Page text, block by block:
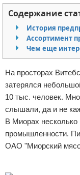
Бизнес
Красота
Мода
Отношения
Финансы
О проекте
Контакты
Сотрудничество
Размещение
Для
Условия
Отказ от
Содержание
История
Ассортимент
Чем еще
На просторах
затерялся
10 тыс. человек.
слышали, да и не
В Миорах несколько
промышленности.
ОАО "Миорский